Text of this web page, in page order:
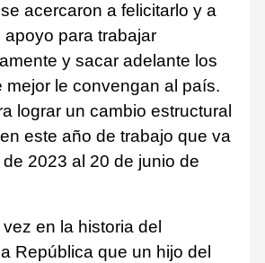
acercaron a felicitarlo y a
apoyo para trabajar
y sacar adelante los
mejor le convengan al país.
lograr un cambio estructural
este año de trabajo que va
2023 al 20 de junio de
vez en la historia del
República que un hijo del